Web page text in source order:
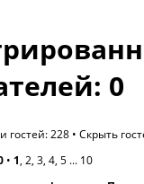
0
228 • Скрыть
• 1, 2, 3, 4, 5 ... 10